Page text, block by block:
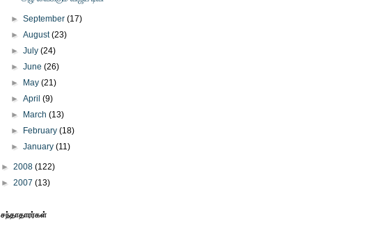
►September(17)
►August(23)
►July(24)
►June(26)
►
May(21)
►April(9)
►
March(13)
►
February(18)
►January(11)
► 2008 (122)
► 2007 (13)
சந்தாதாரர்கள்